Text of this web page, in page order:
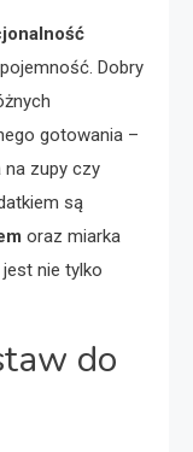
Dobry
gotowania –
na zupy czy
są
oraz miarka
nie tylko
do